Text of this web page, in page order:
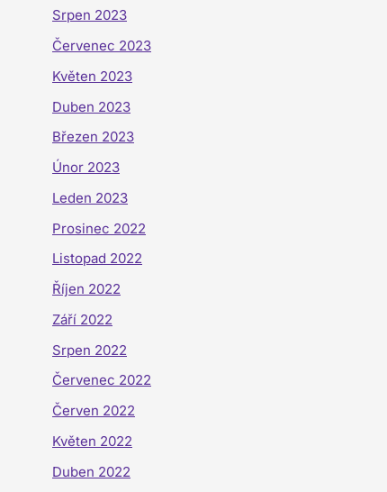
Srpen 2023
Červenec 2023
Květen 2023
Duben 2023
Březen 2023
Únor 2023
Leden 2023
Prosinec 2022
Listopad 2022
Říjen 2022
Září 2022
Srpen 2022
Červenec 2022
Červen 2022
Květen 2022
Duben 2022